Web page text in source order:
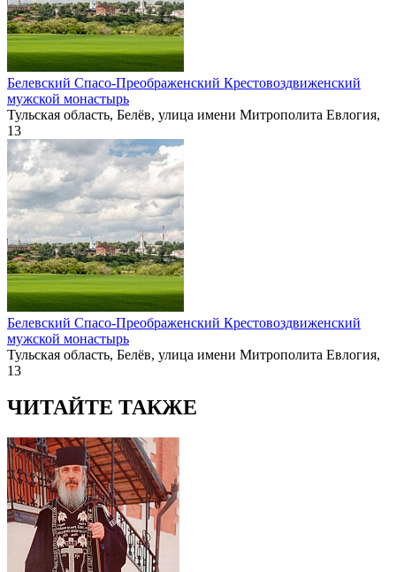
Белевский Спасо-Преображенский Крестовоздвиженский
мужской монастырь
Тульская область, Белёв, улица имени Митрополита Евлогия,
13
Белевский Спасо-Преображенский Крестовоздвиженский
мужской монастырь
Тульская область, Белёв, улица имени Митрополита Евлогия,
13
ЧИТАЙТЕ ТАКЖЕ